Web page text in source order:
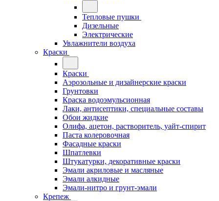
Тепловые пушки
Дизельные
Электрические
Увлажнители воздуха
Краски
Краски
Аэрозольные и дизайнерские краски
Грунтовки
Краска водоэмульсионная
Лаки, антисептики, специальные составы
Обои жидкие
Олифа, ацетон, растворитель, уайт-спирит
Паста колеровочная
Фасадные краски
Шпатлевки
Штукатурки, декоративные краски
Эмали акриловые и масляные
Эмали алкидные
Эмали-нитро и грунт-эмали
Крепеж